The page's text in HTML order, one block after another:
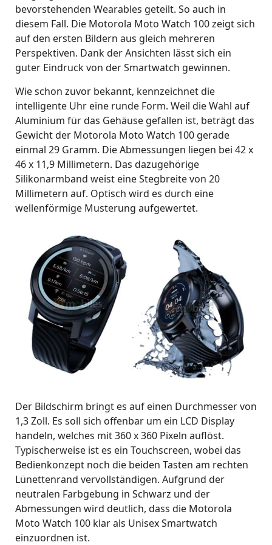
bevorstehenden Wearables geteilt. So auch in
diesem Fall. Die Motorola Moto Watch 100 zeigt sich
auf den ersten Bildern aus gleich mehreren
Perspektiven. Dank der Ansichten lässt sich ein
guter Eindruck von der Smartwatch gewinnen.
Wie schon zuvor bekannt, kennzeichnet die
intelligente Uhr eine runde Form. Weil die Wahl auf
Aluminium für das Gehäuse gefallen ist, beträgt das
Gewicht der Motorola Moto Watch 100 gerade
einmal 29 Gramm. Die Abmessungen liegen bei 42 x
46 x 11,9 Millimetern. Das dazugehörige
Silikonarmband weist eine Stegbreite von 20
Millimetern auf. Optisch wird es durch eine
wellenförmige Musterung aufgewertet.
Der Bildschirm bringt es auf einen Durchmesser von
1,3 Zoll. Es soll sich offenbar um ein LCD Display
handeln, welches mit 360 x 360 Pixeln auflöst.
Typischerweise ist es ein Touchscreen, wobei das
Bedienkonzept noch die beiden Tasten am rechten
Lünettenrand vervollständigen. Aufgrund der
neutralen Farbgebung in Schwarz und der
Abmessungen wird deutlich, dass die Motorola
Moto Watch 100 klar als Unisex Smartwatch
einzuordnen ist.